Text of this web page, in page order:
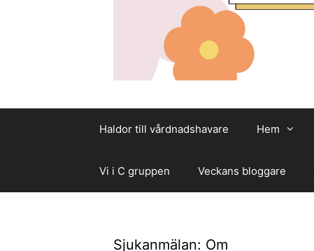
Haldor till vårdnadshavare Hem
Vi i C gruppen Veckans bloggare
Sjukanmälan: Om